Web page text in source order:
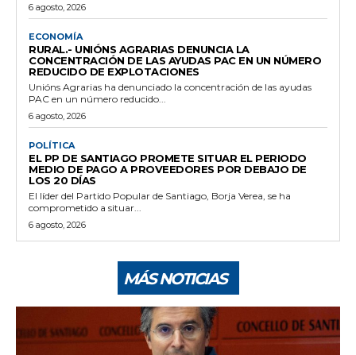
6 agosto, 2026
ECONOMÍA
RURAL.- UNIÓNS AGRARIAS DENUNCIA LA
CONCENTRACIÓN DE LAS AYUDAS PAC EN UN NÚMERO
REDUCIDO DE EXPLOTACIONES
Unións Agrarias ha denunciado la concentración de las ayudas
PAC en un número reducido...
6 agosto, 2026
POLÍTICA
EL PP DE SANTIAGO PROMETE SITUAR EL PERIODO
MEDIO DE PAGO A PROVEEDORES POR DEBAJO DE
LOS 20 DÍAS
El líder del Partido Popular de Santiago, Borja Verea, se ha
comprometido a situar...
6 agosto, 2026
MÁS NOTICIAS